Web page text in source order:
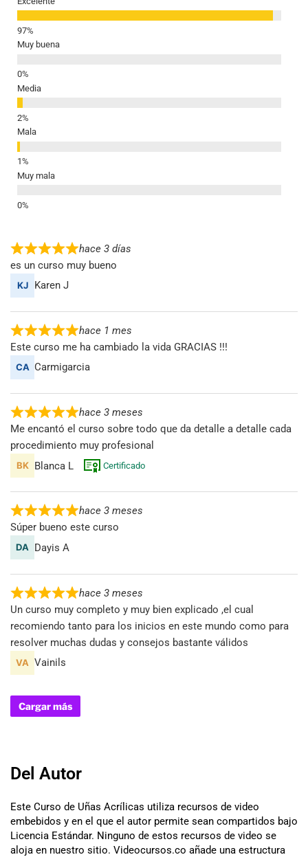
Muy buena
Media
Mala
Muy mala
hace 3 días
es un curso muy bueno
Karen J
hace 1 mes
Este curso me ha cambiado la vida GRACIAS !!!
Carmigarcia
hace 3 meses
Me encantó el curso sobre todo que da detalle a detalle cada
procedimiento muy profesional
Blanca L
Certificado
hace 3 meses
Súper bueno este curso
Dayis A
hace 3 meses
Un curso muy completo y muy bien explicado ,el cual
recomiendo tanto para los inicios en este mundo como para
resolver muchas dudas y consejos bastante válidos
Vainils
Cargar más
Del Autor
Este Curso de Uñas Acrílicas utiliza recursos de video
embebidos y en el que el autor permite sean compartidos bajo
Licencia Estándar. Ninguno de estos recursos de video se
aloja en nuestro sitio. Videocursos.co añade una estructura